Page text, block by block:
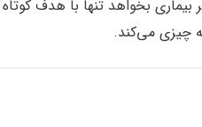
بیماری بخواهد تنها با هدف کوتاه
چیزی می‌کند.